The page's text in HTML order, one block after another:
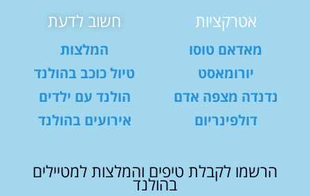
אטרקציות
מאדאם טוסו
יורומאסט
נדנדה מצפה אדם
דולפינריום
חשוב לדעת
המלצות
טיול כוכב בהולנד
הולנד עם ילדים
אירועים בהולנד
הרשמו לקבלת טיפים והמלצות למטיילים
בהולנד